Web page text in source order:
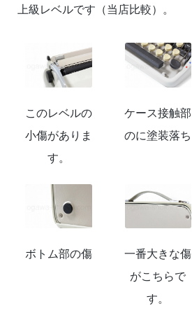
上級レベルです（当店比較）。
このレベルの
小傷がありま
す。
ケース接触部
のに塗装落ち
ボトム部の傷
一番大きな傷
がこちらで
す。